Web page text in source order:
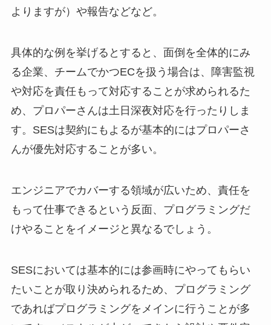
よりますが）や報告などなど。
具体的な例を挙げるとすると、面倒を全体的にみ
る企業、チームでかつECを扱う場合は、障害監視
や対応を責任もって対応することが求められるた
め、プロパーさんは土日深夜対応を行ったりしま
す。SESは契約にもよるが基本的にはプロパーさ
んが優先対応することが多い。
エンジニアでカバーする領域が広いため、責任を
もって仕事できるという反面、プログラミングだ
けやることをイメージと異なるでしょう。
SESにおいては基本的には参画時にやってもらい
たいことが取り決められるため、プログラミング
であればプログラミングをメインに行うことが多